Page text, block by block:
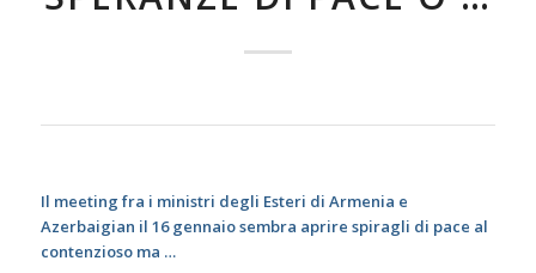
Il meeting fra i ministri degli Esteri di Armenia e
Azerbaigian il 16 gennaio sembra aprire spiragli di pace al
contenzioso ma …